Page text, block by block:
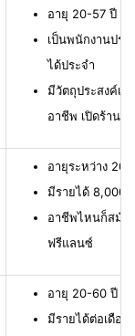
อายุ 20-57 ปี มี
เป็นพนักงานปร
ได้ประจำ
มีวัตถุประสงค์เพื่
อาชีพ เปิดร้าน
อายุระหว่าง
มีรายได้ 8,000
อาชีพไหนก็สมัค
ฟรีแลนซ์
อายุ 20-60 ปี มี
มีรายได้ต่อเดือ